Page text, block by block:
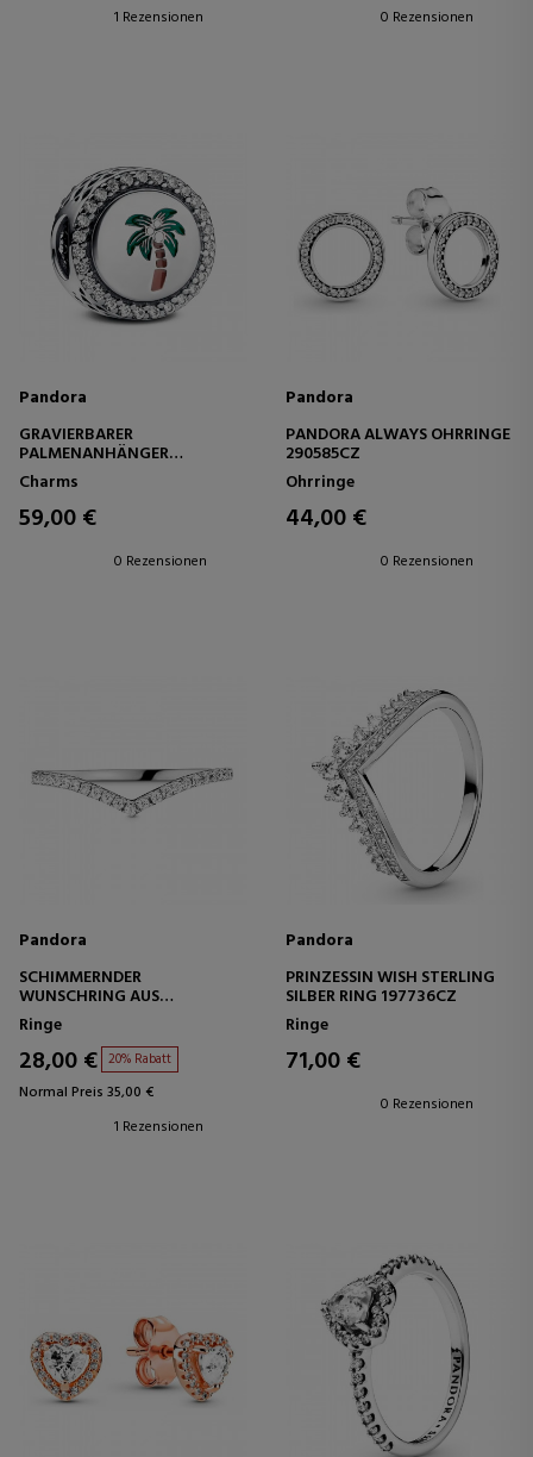
1 Rezensionen 0 Rezensionen
Pandora
GRAVIERBARER
PALMENANHÄNGER
792016CZ_E045
Charms
59,00 €
0 Rezensionen
Pandora
PANDORA ALWAYS OHRRINGE
290585CZ
Ohrringe
44,00 €
0 Rezensionen
Pandora
SCHIMMERNDER
WUNSCHRING AUS
STERLINGSILBER 196316CZ
Ringe
28,00 € 20% Rabatt
Normal Preis 35,00 €
1 Rezensionen
Pandora
PRINZESSIN WISH STERLING
SILBER RING 197736CZ
Ringe
71,00 €
0 Rezensionen